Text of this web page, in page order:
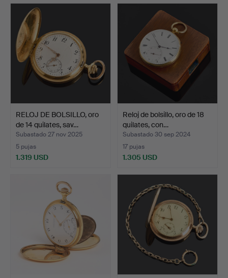
RELOJ DE BOLSILLO, oro
de 14 quilates, sav…
Subastado 27 nov 2025
5 pujas
1.319 USD
Reloj de bolsillo, oro de 18
quilates, con…
Subastado 30 sep 2024
17 pujas
1.305 USD